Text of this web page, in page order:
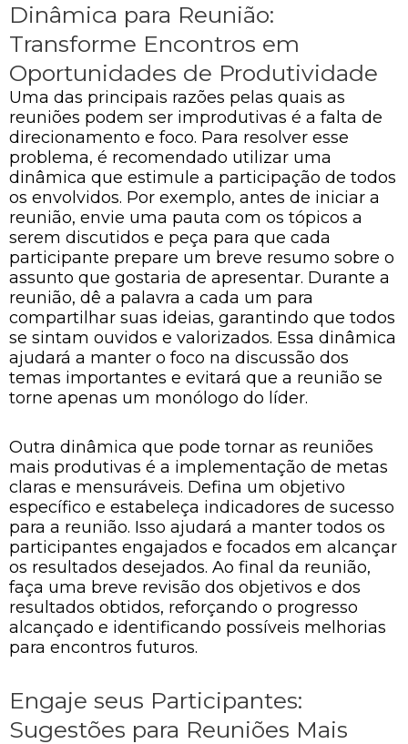
Dinâmica para Reunião:
Transforme Encontros em
Oportunidades de Produtividade
Uma das principais razões pelas quais as
reuniões podem ser improdutivas é a falta de
direcionamento e foco. Para resolver esse
problema, é recomendado utilizar uma
dinâmica que estimule a participação de todos
os envolvidos. Por exemplo, antes de iniciar a
reunião, envie uma pauta com os tópicos a
serem discutidos e peça para que cada
participante prepare um breve resumo sobre o
assunto que gostaria de apresentar. Durante a
reunião, dê a palavra a cada um para
compartilhar suas ideias, garantindo que todos
se sintam ouvidos e valorizados. Essa dinâmica
ajudará a manter o foco na discussão dos
temas importantes e evitará que a reunião se
torne apenas um monólogo do líder.
Outra dinâmica que pode tornar as reuniões
mais produtivas é a implementação de metas
claras e mensuráveis. Defina um objetivo
específico e estabeleça indicadores de sucesso
para a reunião. Isso ajudará a manter todos os
participantes engajados e focados em alcançar
os resultados desejados. Ao final da reunião,
faça uma breve revisão dos objetivos e dos
resultados obtidos, reforçando o progresso
alcançado e identificando possíveis melhorias
para encontros futuros.
Engaje seus Participantes:
Sugestões para Reuniões Mais